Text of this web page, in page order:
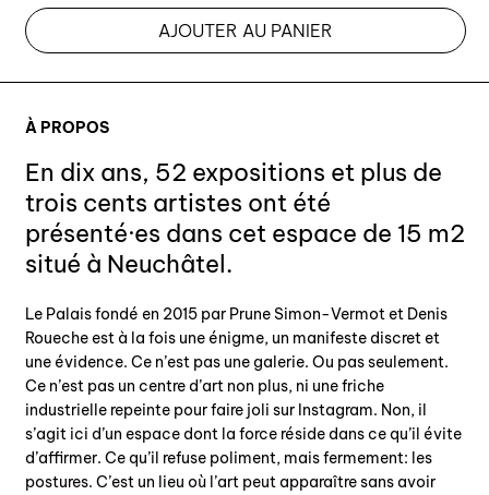
À PROPOS
En dix ans, 52 expositions et plus de
trois cents artistes ont été
présenté·es dans cet espace de 15 m2
situé à Neuchâtel.
Le Palais fondé en 2015 par Prune Simon-Vermot et Denis
Roueche est à la fois une énigme, un manifeste discret et
une évidence. Ce n’est pas une galerie. Ou pas seulement.
Ce n’est pas un centre d’art non plus, ni une friche
industrielle repeinte pour faire joli sur Instagram. Non, il
s’agit ici d’un espace dont la force réside dans ce qu’il évite
d’affirmer. Ce qu’il refuse poliment, mais fermement: les
postures. C’est un lieu où l’art peut apparaître sans avoir
AJOUTER AU PANIER